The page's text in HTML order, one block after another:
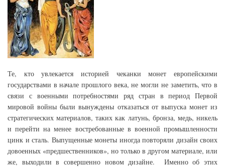
Те, кто увлекается историей чеканки монет европейскими
государствами в начале прошлого века, не могли не заметить, что в
связи с военными потребностями ряд стран в период Первой
мировой войны были вынуждены отказаться от выпуска монет из
стратегических материалов, таких как латунь, бронза, медь, никель
и перейти на менее востребованные в военной промышленности
цинк и сталь. Выпущенные монеты иногда повторяли дизайн своих
довоенных «предшественников», но только в другом материале, или
же, выходили в совершенно новом дизайне. Именно об этих